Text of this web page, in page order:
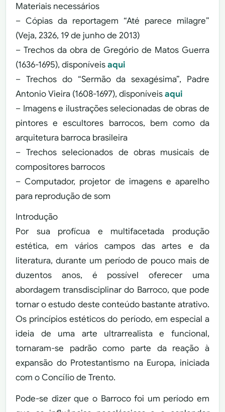
Materiais necessários
– Cópias da reportagem “Até parece milagre”
(Veja, 2326, 19 de junho de 2013)
– Trechos da obra de Gregório de Matos Guerra
(1636-1695), disponíveisaqui
– Trechos do “Sermão da sexagésima”, Padre
Antonio Vieira (1608-1697), disponíveisaqui
– Imagens e ilustrações selecionadas de obras de
pintores e escultores barrocos, bem como da
arquitetura barroca brasileira
– Trechos selecionados de obras musicais de
compositores barrocos
– Computador, projetor de imagens e aparelho
para reprodução de som
Introdução
Por sua profícua e multifacetada produção
estética, em vários campos das artes e da
literatura, durante um período de pouco mais de
duzentos anos, é possível oferecer uma
abordagem transdisciplinar do Barroco, que pode
tornar o estudo deste conteúdo bastante atrativo.
Os princípios estéticos do período, em especial a
ideia de uma arte ultrarrealista e funcional,
tornaram-se padrão como parte da reação à
expansão do Protestantismo na Europa, iniciada
com o Concílio de Trento.
Pode-se dizer que o Barroco foi um período em